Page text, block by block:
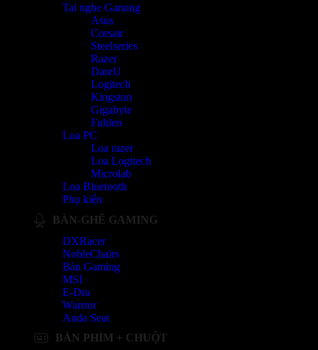
Tai nghe Gaming
Asus
Corsair
Steelseries
Razer
DareU
Logitech
Kingston
Gigabyte
Fuhlen
Loa PC
Loa razer
Loa Logitech
Microlab
Loa Bluetooth
Phụ kiện
BÀN-GHẾ GAMING
DXRacer
NobleChairs
Bàn Gaming
MSI
E-Dra
Warrior
Anda Seat
BÀN PHÍM + CHUỘT